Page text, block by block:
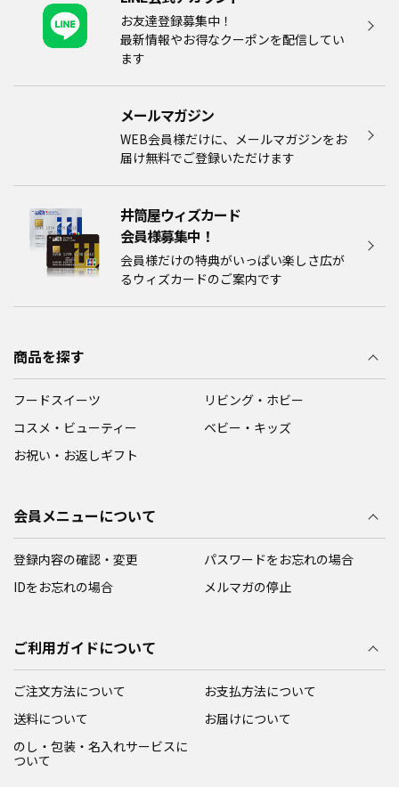
お友達登録募集中！
最新情報やお得なクーポンを配信してい
ます
メールマガジン​
WEB会員様だけに、メールマガジンをお
届け無料でご登録いただけます
井筒屋ウィズカード
会員様募集中！​​
会員様だけの特典がいっぱい楽しさ広が
るウィズカードのご案内です
商品を探す
フードスイーツ
リビング・ホビー
コスメ・ビューティー
ベビー・キッズ
お祝い・お返しギフト
会員メニューについて
登録内容の確認・変更
パスワードをお忘れの場合
IDをお忘れの場合
メルマガの停止
ご利用ガイドについて
ご注文方法について
お支払方法について
送料について
お届けについて
のし・包装・名入れサービスに
ついて